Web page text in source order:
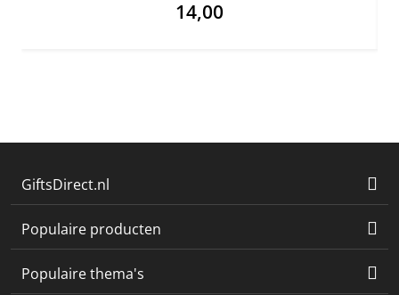
14,00
GiftsDirect.nl
Populaire producten
Populaire thema's